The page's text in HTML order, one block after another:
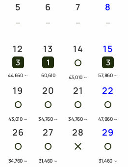
5 6 7 8
12
3
44,660 ～
13
1
60,610
14
43,010 ～
15
3
57,860 ～
19
43,010 ～
20
34,760 ～
21
34,760 ～
22
47,960 ～
26
34,760 ～
27
31,460 ～
28 29
31,460 ～